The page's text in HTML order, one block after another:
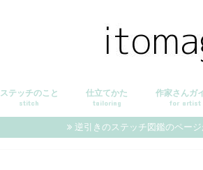
ステッチのこと
stitch
仕立てかた
tailoring
作家さんガ
for artist
逆引きのステッチ図鑑のページ